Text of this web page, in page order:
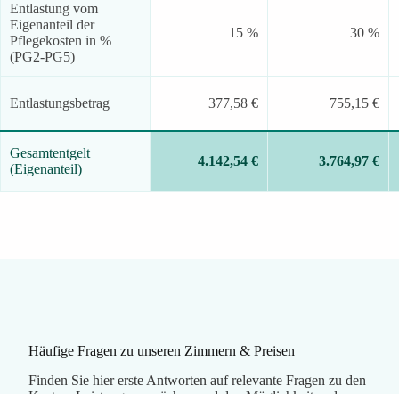
Entlastung vom
Eigenanteil der
Pflegekosten in %
(PG2-PG5)
15 % 30 %
Entlastungsbetrag 377,58 € 755,15 €
Gesamtentgelt
(Eigenanteil)
4.142,54 € 3.764,97 €
Häufige Fragen zu unseren Zimmern & Preisen
Finden Sie hier erste Antworten auf relevante Fragen zu den